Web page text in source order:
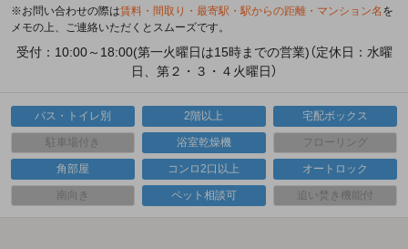
※お問い合わせの際は賃料・間取り・最寄駅・駅からの距離・マンション名 を
メモの上、ご連絡いただくとスムーズです。
受付：10:00～18:00(第一火曜日は15時までの営業)（定休日：水曜
日、第２・３・４火曜日）
バス・トイレ別 2階以上 宅配ボックス
駐車場付き 浴室乾燥機 フローリング
角部屋 コンロ2口以上 オートロック
南向き ペット相談可 追い焚き機能付